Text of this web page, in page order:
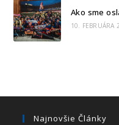
Ako sme
10. FEBRUÁRA
Najnovšie Články